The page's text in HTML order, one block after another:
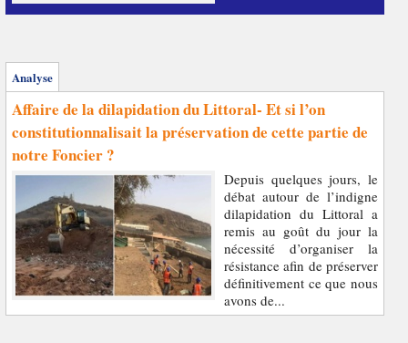
Analyse
Affaire de la dilapidation du Littoral- Et si l’on
constitutionnalisait la préservation de cette partie de
notre Foncier ?
Depuis quelques jours, le
débat autour de l’indigne
dilapidation du Littoral a
remis au goût du jour la
nécessité d’organiser la
résistance afin de préserver
définitivement ce que nous
avons de...